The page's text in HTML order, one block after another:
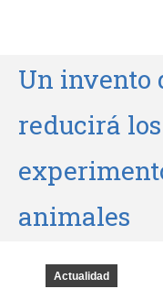
Un invento
reducirá los
animales
Actualidad